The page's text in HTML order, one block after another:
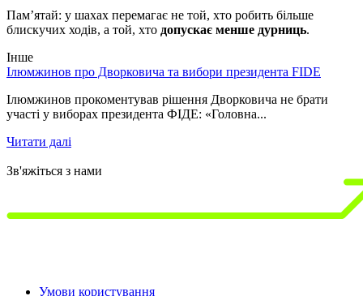
Пам’ятай: у шахах перемагає не той, хто робить більше
блискучих ходів, а той, хто допускає менше дурниць.
Інше
Ілюмжинов про Дворковича та вибори президента FIDE
Ілюмжинов прокоментував рішення Дворковича не брати
участі у виборах президента ФІДЕ: «Головна...
Читати далі
Зв'яжіться з нами
Умови користування